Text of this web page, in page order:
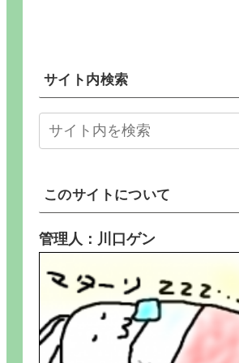
サイト内検索
このサイトについて
管理人：川口ゲン